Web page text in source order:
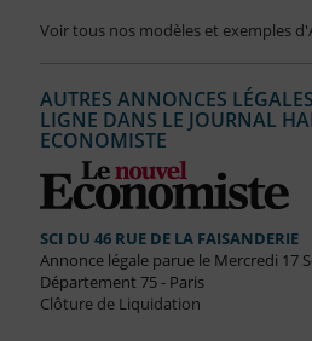
Voir tous nos modèles et exemples
AUTRES ANNONCES
LIGNE DANS LE JOURNAL
ECONOMISTE
SCI DU 46 RUE DE LA FAISANDERIE
Annonce légale parue le Mercredi 17
Département 75 - Paris
Clôture de Liquidation